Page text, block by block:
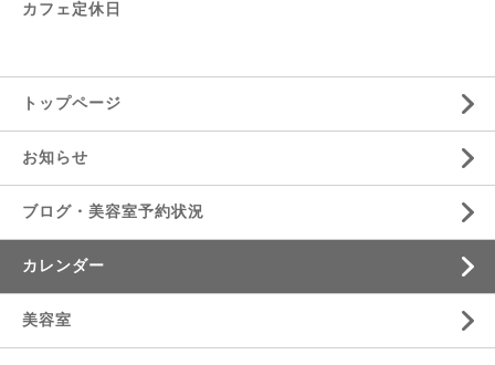
カフェ定休日
トップページ
お知らせ
ブログ・美容室予約状況
カレンダー
美容室